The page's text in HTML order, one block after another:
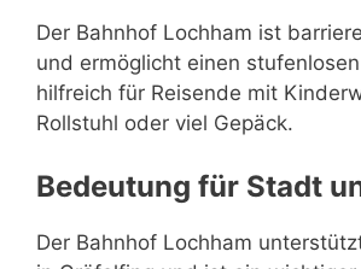
Der Bahnhof Lochham ist
und ermöglicht einen
hilfreich für Reisende mit
Rollstuhl oder viel Gepäck.
Bedeutung für Stadt
Der Bahnhof Lochham